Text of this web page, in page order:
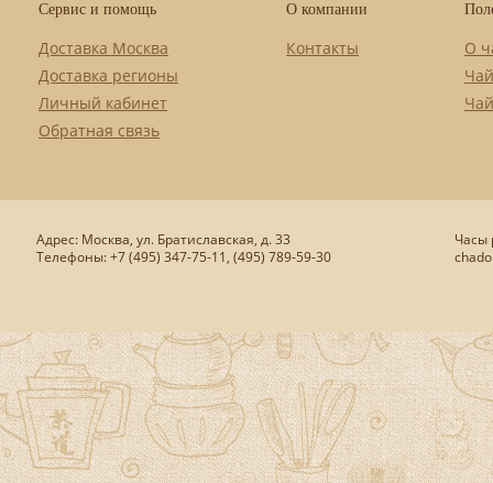
Сервис и помощь
Доставка Москва
Доставка регионы
Личный кабинет
Обратная связь
О компании
Контакты
О
Адрес: Москва, ул. Братиславская, д. 33
Телефоны: +7 (495) 347-75-11, (495) 789-59-30
Часы